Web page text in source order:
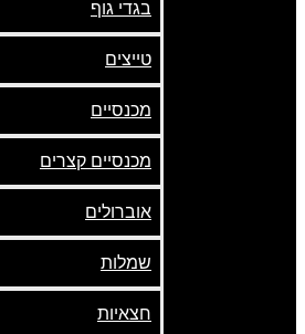
בגדי גוף
טייצים
מכנסיים
מכנסיים קצרים
אוברולים
שמלות
חצאיות